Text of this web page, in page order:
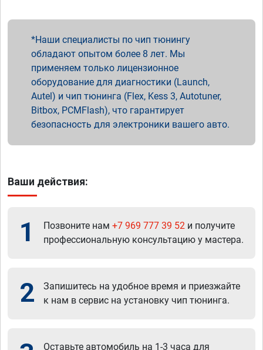
Наши специалисты по чип тюнингу
обладают опытом более 8 лет. Мы
применяем только лицензионное
оборудование для диагностики (Launch,
Autel) и чип тюнинга (Flex, Kess 3, Autotuner,
Bitbox, PCMFlash), что гарантирует
безопасность для электроники вашего авто.
Ваши действия:
1 Позвоните нам +7 969 777 39 52 и получите
профессиональную консультацию у мастера.
2
Запишитесь на удобное время и приезжайте
к нам в сервис на установку чип тюнинга.
Оставьте автомобиль на 1-3 часа для